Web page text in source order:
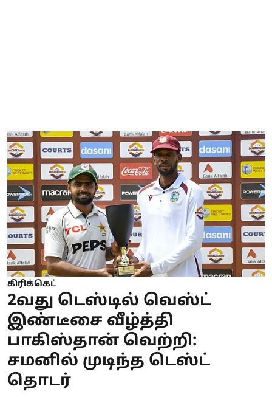
கிரிக்கெட்
2வது டெஸ்டில் வெஸ்ட்
இண்டீசை வீழ்த்தி
பாகிஸ்தான் வெற்றி:
சமனில் முடிந்த டெஸ்ட்
தொடர்